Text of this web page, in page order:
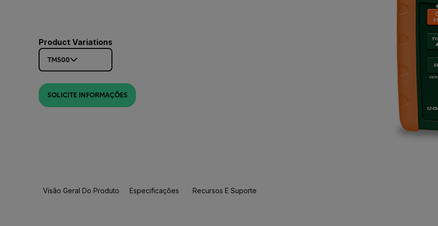
Product Variations
TM500
SOLICITE INFORMAÇÕES
Visão Geral Do Produto Especificações Recursos E Suporte